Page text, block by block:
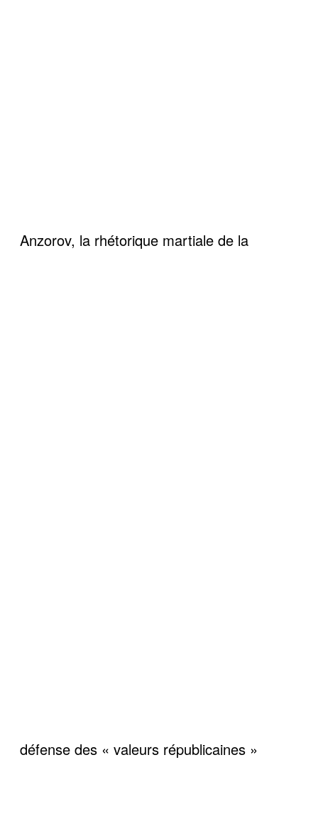
Anzorov, la rhétorique martiale de la
défense des « valeurs républicaines »